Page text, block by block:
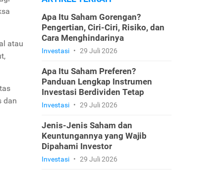
atau
dan
Apa Itu Saham Gorengan?
Pengertian, Ciri-Ciri, Risiko, dan
Cara Menghindarinya
Investasi • 29 Juli 2026
Apa Itu Saham Preferen?
Panduan Lengkap Instrumen
Investasi Berdividen Tetap
Investasi • 29 Juli 2026
Jenis-Jenis Saham dan
Keuntungannya yang Wajib
Dipahami Investor
Investasi • 29 Juli 2026